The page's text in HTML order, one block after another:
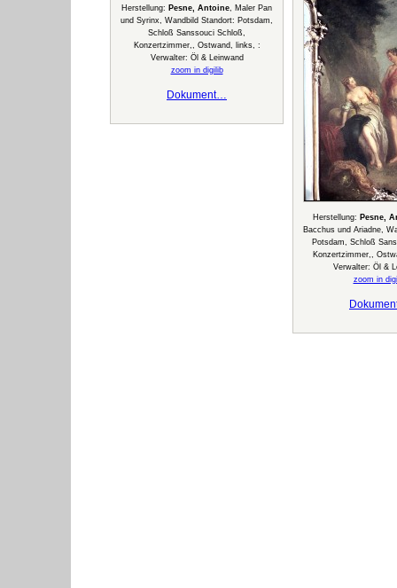
Herstellung: Pesne, Antoine, Maler Pan
und Syrinx, Wandbild Standort: Potsdam,
Schloß Sanssouci Schloß,
Konzertzimmer,, Ostwand, links, :
Verwalter: Öl & Leinwand
zoom in digilib
Dokument…
Herstellung: Pesne,
Bacchus und Ariadne,
Potsdam, Schloß
Konzertzimmer,,
Verwalter: Öl &
zoom in